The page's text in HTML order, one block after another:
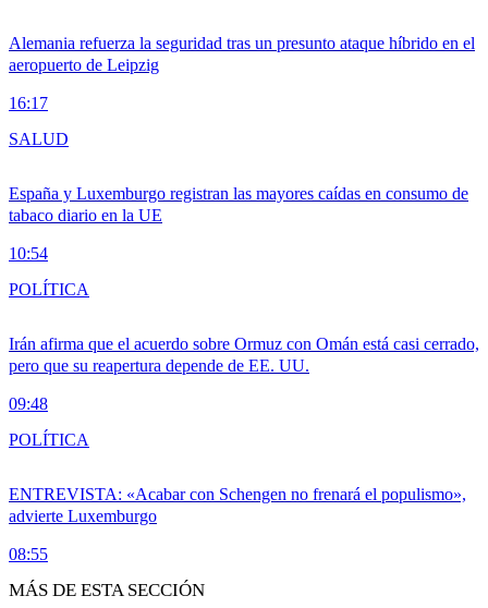
Alemania refuerza la seguridad tras un presunto ataque híbrido en el
aeropuerto de Leipzig
16:17
España y Luxemburgo registran las mayores caídas en consumo de
tabaco diario en la UE
10:54
SALUD
Irán afirma que el acuerdo sobre Ormuz con Omán está casi cerrado,
pero que su reapertura depende de EE. UU.
09:48
POLÍTICA
ENTREVISTA: «Acabar con Schengen no frenará el populismo»,
advierte Luxemburgo
08:55
POLÍTICA
MÁS DE ESTA SECCIÓN